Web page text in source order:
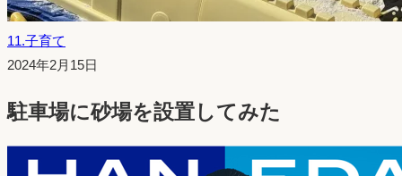
11.子育て
投
日：
2024年2月15日
駐車場に砂場を設置してみた